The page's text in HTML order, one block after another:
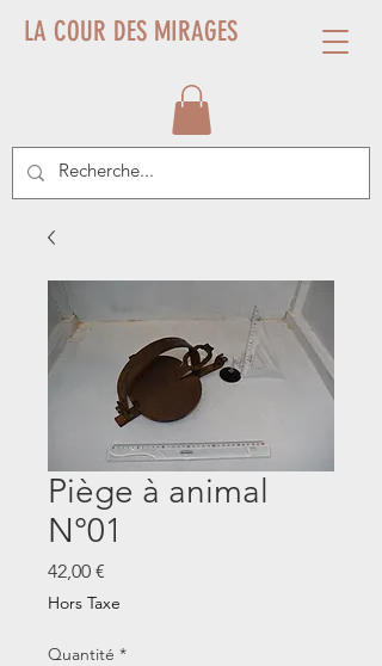
LA COUR DES MIRAGES
Piège à animal
N°01
42,00 €
Hors Taxe
Quantité *